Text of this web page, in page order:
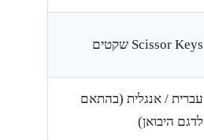
Scissor Keys שקטים
עברית / אנגלית (בהתאם
לדגם היבואן)